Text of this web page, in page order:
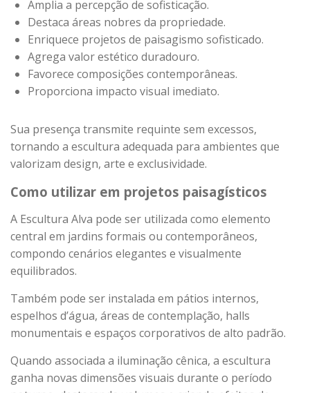
Amplia a percepção de sofisticação.
Destaca áreas nobres da propriedade.
Enriquece projetos de paisagismo sofisticado.
Agrega valor estético duradouro.
Favorece composições contemporâneas.
Proporciona impacto visual imediato.
Sua presença transmite requinte sem excessos,
tornando a escultura adequada para ambientes que
valorizam design, arte e exclusividade.
Como utilizar em projetos paisagísticos
A Escultura Alva pode ser utilizada como elemento
central em jardins formais ou contemporâneos,
compondo cenários elegantes e visualmente
equilibrados.
Também pode ser instalada em pátios internos,
espelhos d’água, áreas de contemplação, halls
monumentais e espaços corporativos de alto padrão.
Quando associada a iluminação cênica, a escultura
ganha novas dimensões visuais durante o período